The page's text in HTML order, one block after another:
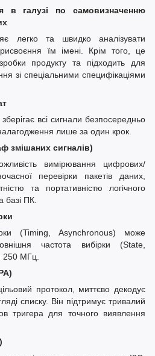
в галузі по самовизначенню
легко та швидко аналізувати
їм імені. Крім того, це
продукту та підходить для
зі спеціальними специфікаціями
всі сигнали безпосередньо
лише за один крок.
змішаних сигналів)
вимірювання цифрових/
перевірки пакетів даних,
та портативністю логічного
базі ПК.
(Timing, Asynchronous) може
частота вибірки (State,
250 МГц.
протокол, миттєво декодує
списку. Він підтримує тривалий
тригера для точного виявлення